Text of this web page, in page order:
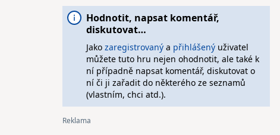
Hodnotit, napsat komentář,
diskutovat…
Jako zaregistrovanýa přihlášenýuživatel
můžete tuto hru nejen ohodnotit, ale také k
ní případně napsat komentář, diskutovat o
ní či ji zařadit do některého ze seznamů
(vlastním, chci atd.).